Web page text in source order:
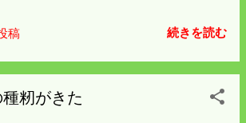
除雪は上手になったのもあるが 素晴ら
感じ。 神奈川の平野部でも雪が積もり 子
番のミニではあるが雪だるまが作れた
一に家の周りの雪を片付けて 駐車場の確
活動を始めよう。
稿 続きを読む
籾がきた